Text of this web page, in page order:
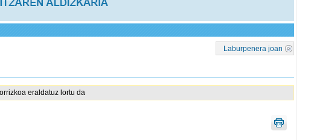
Laburpenera joan
eraldatuz lortu da